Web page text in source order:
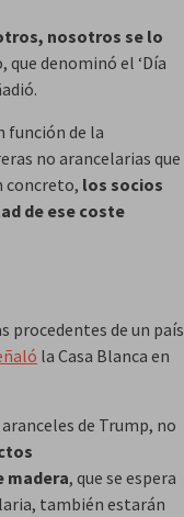
nosotros se lo
denominó el ‘Día
función de la
no arancelarias que
concreto, los socios
de ese coste
procedentes de un país
la Casa Blanca en
de Trump, no
madera, que se espera
también estarán